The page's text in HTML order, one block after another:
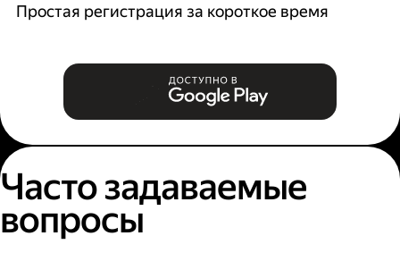
Простая регистрация за короткое время
Часто задаваемые
вопросы